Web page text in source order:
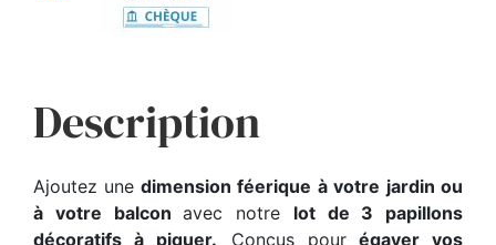
Description
Ajoutez une dimension féerique à votre jardin ou
à votre balconavec notre lot de 3 papillons
décoratifs à piquer. Conçus pourégayer vos